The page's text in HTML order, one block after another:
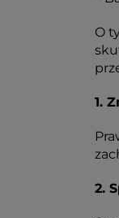
O
1.
2.